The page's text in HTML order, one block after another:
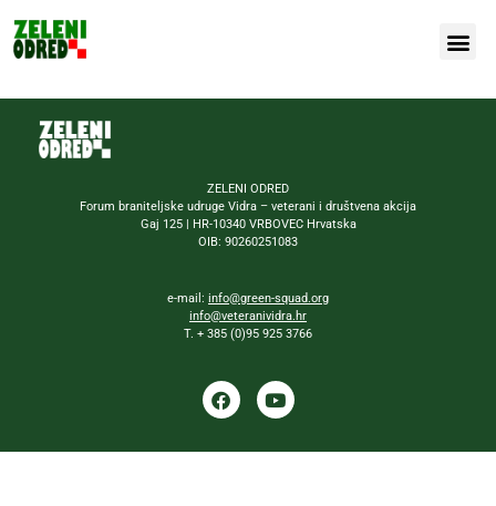
ZELENI ODRED
Forum braniteljske udruge Vidra – veterani i društvena akcija
Gaj 125 | HR-10340 VRBOVEC Hrvatska
OIB: 90260251083
e-mail: info@green-squad.org
info@veteranividra.hr
T. + 385 (0)95 925 3766